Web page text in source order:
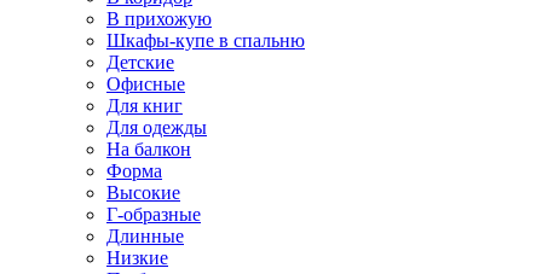
В прихожую
Шкафы-купе в спальню
Детские
Офисные
Для книг
Для одежды
На балкон
Форма
Высокие
Г-образные
Длинные
Низкие